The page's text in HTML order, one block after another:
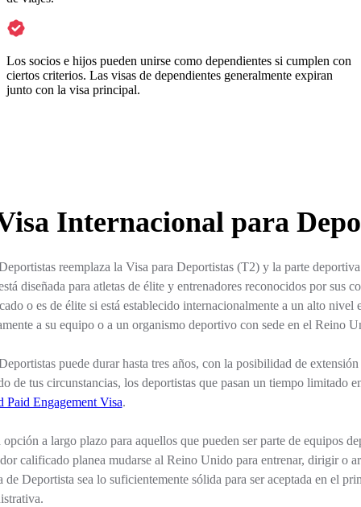
Los socios e hijos pueden unirse como dependientes si cumplen con
ciertos criterios. Las visas de dependientes generalmente expiran
junto con la visa principal.
Internacional para
reemplaza la Visa para Deportistas (T2) y la parte
diseñada para atletas de élite y entrenadores reconocidos por sus
o es de élite si está establecido internacionalmente a un alto
a su equipo o a un organismo deportivo con sede en el Reino
puede durar hasta tres años, con la posibilidad de
de tus circunstancias, los deportistas que pasan un tiempo limitado
Paid Engagement Visa.
a largo plazo para aquellos que pueden ser parte de equipos
calificado planea mudarse al Reino Unido para entrenar, dirigir o
Deportista sea lo suficientemente sólida para ser aceptada en el